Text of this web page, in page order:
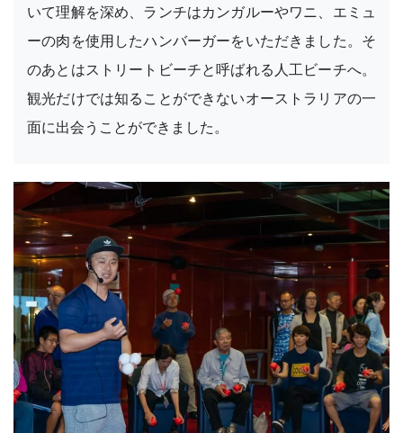
いて理解を深め、ランチはカンガルーやワニ、エミュ
ーの肉を使用したハンバーガーをいただきました。そ
のあとはストリートビーチと呼ばれる人工ビーチへ。
観光だけでは知ることができないオーストラリアの一
面に出会うことができました。